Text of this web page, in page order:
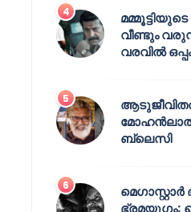
വീണ്ടും
വരവിൽ
മോഹൻലാൽ
ബ്ലെസി
മെഗാസ്റ്റാർ